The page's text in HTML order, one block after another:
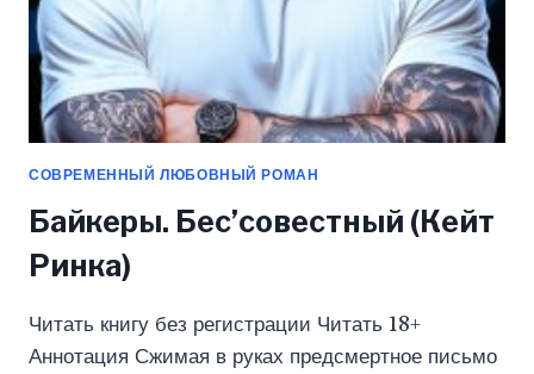
СОВРЕМЕННЫЙ ЛЮБОВНЫЙ РОМАН
Байкеры. Бес’совестный (Кейт
Ринка)
Читать книгу без регистрации Читать 18+
Аннотация Сжимая в руках предсмертное письмо